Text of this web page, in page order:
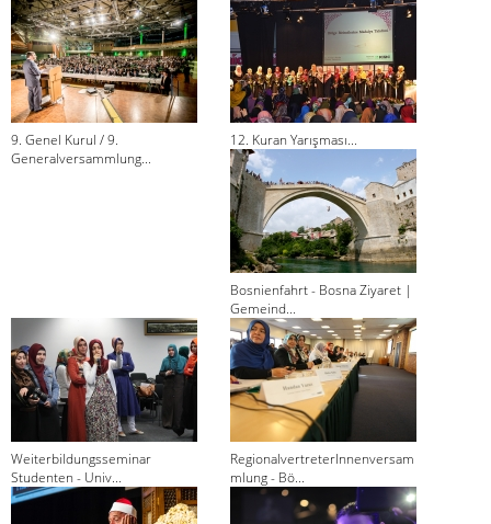
9. Genel Kurul / 9.
Generalversammlung...
12. Kuran Yarışması...
Bosnienfahrt - Bosna Ziyaret |
Gemeind...
Weiterbildungsseminar
Studenten - Univ...
RegionalvertreterInnenversam
mlung - Bö...